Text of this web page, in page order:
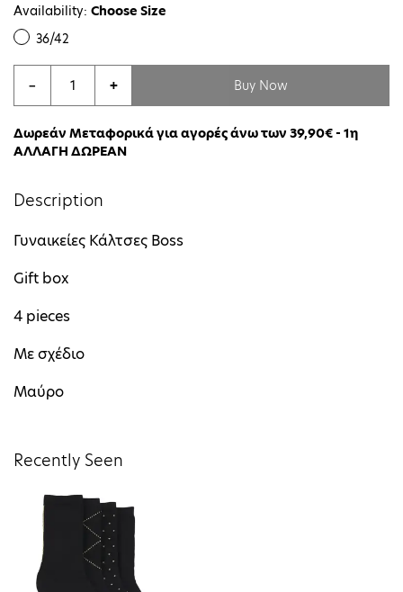
Availability: Choose Size
36/42
− + Buy Now
Δωρεάν Μεταφορικά για αγορές άνω των 39,90€ - 1η
ΑΛΛΑΓΗ ΔΩΡΕΑΝ
Description
Γυναικείες Κάλτσες Boss
Gift box
4 pieces
Με σχέδιο
Μαύρο
Recently Seen